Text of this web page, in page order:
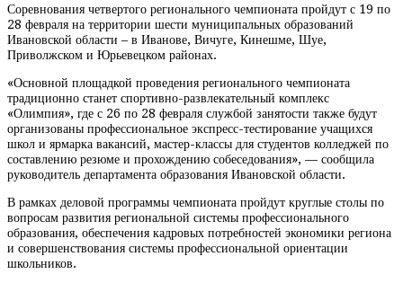
Соревнования четвертого регионального чемпионата пройдут с 19 по
28 февраля на территории шести муниципальных образований
Ивановской области – в Иванове, Вичуге, Кинешме, Шуе,
Приволжском и Юрьевецком районах.
«Основной площадкой проведения регионального чемпионата
традиционно станет спортивно-развлекательный комплекс
«Олимпия», где с 26 по 28 февраля службой занятости также будут
организованы профессиональное экспресс-тестирование учащихся
школ и ярмарка вакансий, мастер-классы для студентов колледжей по
составлению резюме и прохождению собеседования», — сообщила
руководитель департамента образования Ивановской области.
В рамках деловой программы чемпионата пройдут круглые столы по
вопросам развития региональной системы профессионального
образования, обеспечения кадровых потребностей экономики региона
и совершенствования системы профессиональной ориентации
школьников.